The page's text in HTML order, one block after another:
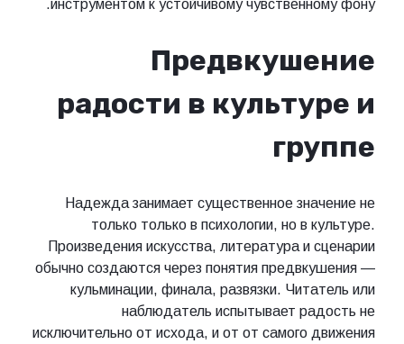
инструментом к устойчивому чувственному фону.
Предвкушение
радости в культуре и
группе
Надежда занимает существенное значение не
только только в психологии, но в культуре.
Произведения искусства, литература и сценарии
обычно создаются через понятия предвкушения —
кульминации, финала, развязки. Читатель или
наблюдатель испытывает радость не
исключительно от исхода, и от от самого движения